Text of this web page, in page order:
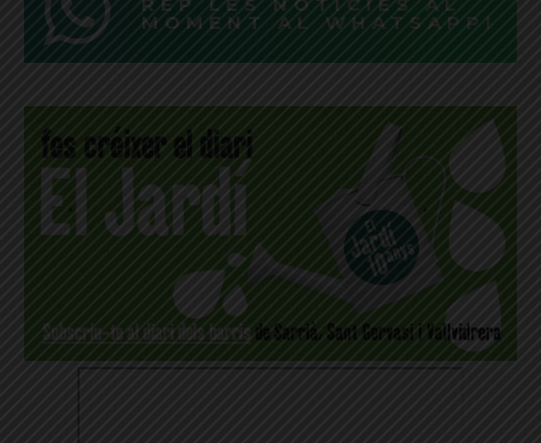
MOMENT AL WHATSAPP!